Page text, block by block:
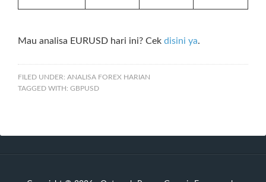
Mau analisa EURUSD hari ini? Cek disini ya.
FILED UNDER: ANALISA FOREX HARIAN
TAGGED WITH: GBPUSD